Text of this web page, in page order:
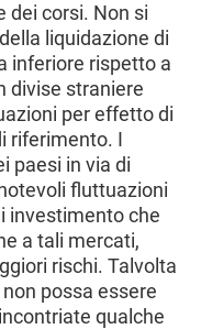
dei corsi. Non si
liquidazione di
inferiore rispetto a
divise straniere
per effetto di
riferimento. I
paesi in via di
fluttuazioni
investimento che
a tali mercati,
rischi. Talvolta
possa essere
qualche